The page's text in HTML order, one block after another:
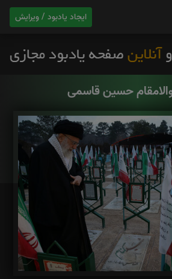
ایجاد یادبود / ویرایش
حسین قاسمی